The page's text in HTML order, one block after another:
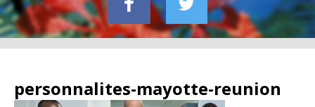
personnalites-mayotte-reunion